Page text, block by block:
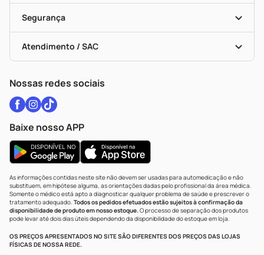
Cupons E Ofertas
Black Friday
Alomed
Formas De Pagamento
Troca E Devolução
Bulas De A A Z
Políticas De Marketplace
Vacinas
Serviços Farmacêuticos
Testes Rápidos
Autoteste Covid-19
Vacinas
Segurança
Certificado De Segurança
Portal Da Privacidade
Atendimento / SAC
WhatsApp (47) 9202-1687
Nossas redes sociais
Baixe nosso APP
As informações contidas neste site não devem ser usadas para automedicação e não
substituem, em hipótese alguma, as orientações dadas pelo profissional da área médica.
Somente o médico está apto a diagnosticar qualquer problema de saúde e prescrever o
tratamento adequado. Todos os pedidos efetuados estão sujeitos à confirmação da
disponibilidade de produto em nosso estoque.O processo de separação dos produtos
pode levar até dois dias úteis dependendo da disponibilidade do estoque em loja.
OS PREÇOS APRESENTADOS NO SITE SÃO DIFERENTES DOS PREÇOS DAS LOJAS
FÍSICAS DE NOSSA REDE.